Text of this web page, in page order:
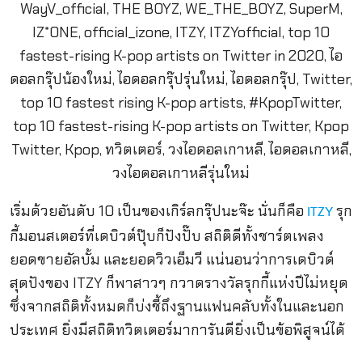
เริ่มด้วยอันดับ 10 เป็นของเกิร์ลกรุ๊ปนะจ๊ะ นั่นก็คือ ITZYรุก
กี้มอนสเตอร์ที่เดบิวต์ปุ๊บก็ปังปั๊บ สถิติดีทั้งชาร์ตเพลง
ยอดขายอัลบั้ม และยอดวิวเอ็มวี แน่นอนว่าการเดบิวต์
สุดปังของ ITZY ก็พาสาวๆ กวาดรางวัลรุกกี้แห่งปีไม่หยุด
ซึ่งจากสถิติทั้งหมดก็บ่งชี้ถึงฐานแฟนคลับทั้งในและนอก
ประเทศ ยิ่งมีสถิติทวิตเตอร์มาการันตียิ่งเป็นข้อพิสูจน์ได้